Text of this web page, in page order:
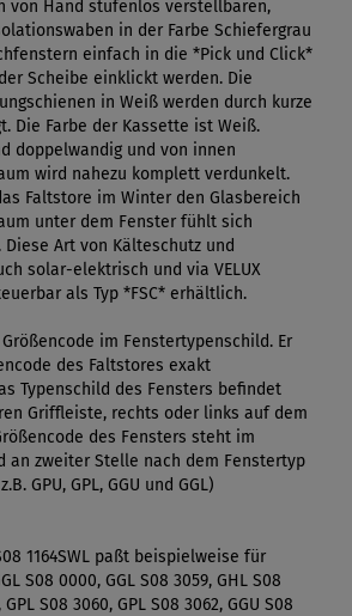
von Hand stufenlos verstellbaren,
in der Farbe Schiefergrau
einfach in die *Pick und Click*
Scheibe einklickt werden. Die
in Weiß werden durch kurze
Die Farbe der Kassette ist Weiß.
doppelwandig und von innen
wird nahezu komplett verdunkelt.
Faltstore im Winter den Glasbereich
unter dem Fenster fühlt sich
Art von Kälteschutz und
solar-elektrisch und via VELUX
als Typ *FSC* erhältlich.
im Fenstertypenschild. Er
des Faltstores exakt
Typenschild des Fensters befindet
Griffleiste, rechts oder links auf dem
des Fensters steht im
an zweiter Stelle nach dem Fenstertyp
GPU, GPL, GGU und GGL)
1164SWL paßt beispielweise für
S08 0000, GGL S08 3059, GHL S08
S08 3060, GPL S08 3062, GGU S08